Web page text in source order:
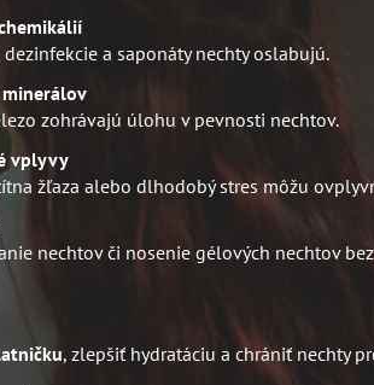
a saponáty nechty oslabujú.
zohrávajú úlohu v pevnosti nechtov.
vplyvy
žľaza alebo dlhodobý stres môžu
nechtov či nosenie gélových nechtov
, zlepšiť hydratáciu a chrániť nechty